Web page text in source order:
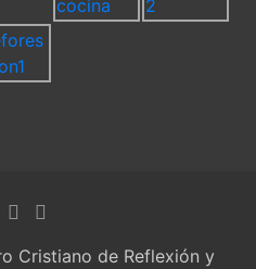
Cristiano de Reflexión y